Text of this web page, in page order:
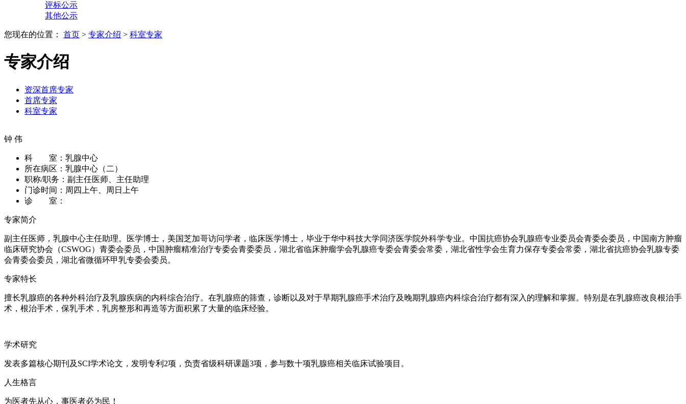
评标公示
其他公示
您现在的位置： 首页 > 专家介绍 > 科室专家
专家介绍
资深首席专家
首席专家
科室专家
钟 伟
科 室： 乳腺中心
所在病区： 乳腺中心（二）
职称/职务： 副主任医师、主任助理
门诊时间： 周四上午、周日上午
诊 室：
专家简介
副主任医师，乳腺中心主任助理。医学博士，美国芝加哥访问学者，临床医学博士，毕业于华中科技大学同济医学院外科学专业。中国抗癌协会乳腺癌专业委员会青委会委员，中国南方肿瘤
临床研究协会（CSWOG）青委会委员，中国肿瘤精准治疗专委会青委委员，湖北省临床肿瘤学会乳腺癌专委会青委会常委，湖北省性学会生育力保存专委会常委，湖北省抗癌协会乳腺专委
会青委会委员，湖北省微循环甲乳专委会委员。
专家特长
擅长乳腺癌的各种外科治疗及乳腺疾病的内科综合治疗。在乳腺癌的筛查，诊断以及对于早期乳腺癌手术治疗及晚期乳腺癌内科综合治疗都有深入的理解和掌握。特别是在乳腺癌改良根治手
术，根治手术，保乳手术，乳房整形和再造等方面积累了大量的临床经验。
学术研究
发表多篇核心期刊及SCI学术论文，发明专利2项，负责省级科研课题3项，参与数十项乳腺癌相关临床试验项目。
人生格言
为医者先从心，事医者必为民！